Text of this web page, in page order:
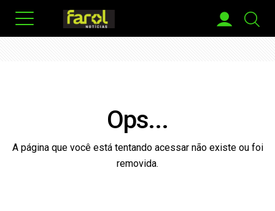
Ops...
A página que você está tentando acessar não existe ou foi
removida.